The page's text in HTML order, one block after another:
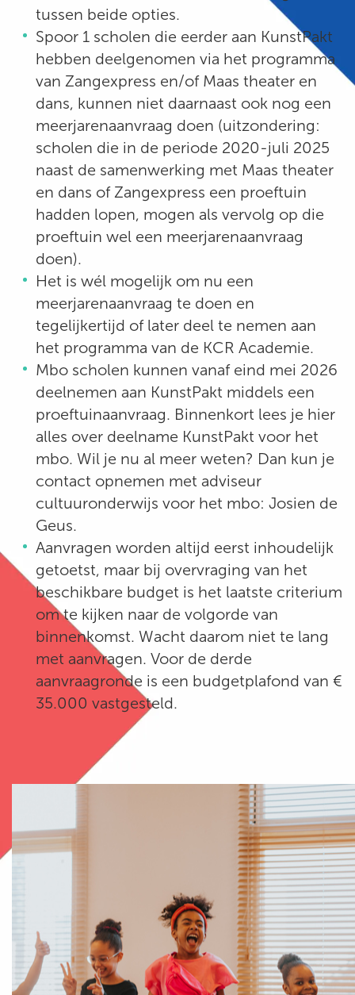
tussen beide opties.
Spoor 1 scholen die eerder aan KunstPakt
hebben deelgenomen via het programma
van Zangexpress en/of Maas theater en
dans, kunnen niet daarnaast ook nog een
meerjarenaanvraag doen (uitzondering:
scholen die in de periode 2020-juli 2025
naast de samenwerking met Maas theater
en dans of Zangexpress een proeftuin
hadden lopen, mogen als vervolg op die
proeftuin wel een meerjarenaanvraag
doen).
Het is wél mogelijk om nu een
meerjarenaanvraag te doen en
tegelijkertijd of later deel te nemen aan
het programma van de KCR Academie.
Mbo scholen kunnen vanaf eind mei 2026
deelnemen aan KunstPakt middels een
proeftuinaanvraag. Binnenkort lees je hier
alles over deelname KunstPakt voor het
mbo. Wil je nu al meer weten? Dan kun je
contact opnemen met adviseur
cultuuronderwijs voor het mbo: Josien de
Geus.
Aanvragen worden altijd eerst inhoudelijk
getoetst, maar bij overvraging van het
beschikbare budget is het laatste criterium
om te kijken naar de volgorde van
binnenkomst. Wacht daarom niet te lang
met aanvragen. Voor de derde
aanvraagronde is een budgetplafond van €
35.000 vastgesteld.